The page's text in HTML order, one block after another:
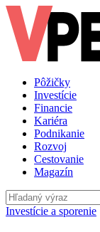
Pôžičky
Investície
Financie
Kariéra
Podnikanie
Rozvoj
Cestovanie
Magazín
Investície a sporenie